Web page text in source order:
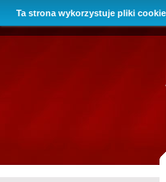
Ta strona wykorzystuje pliki